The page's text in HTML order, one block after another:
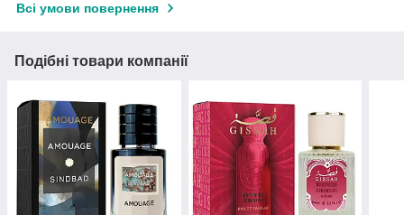
Всі умови повернення
Подібні товари компанії